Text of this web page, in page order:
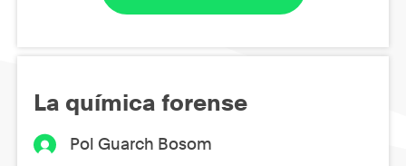
La química forense
Pol Guarch Bosom